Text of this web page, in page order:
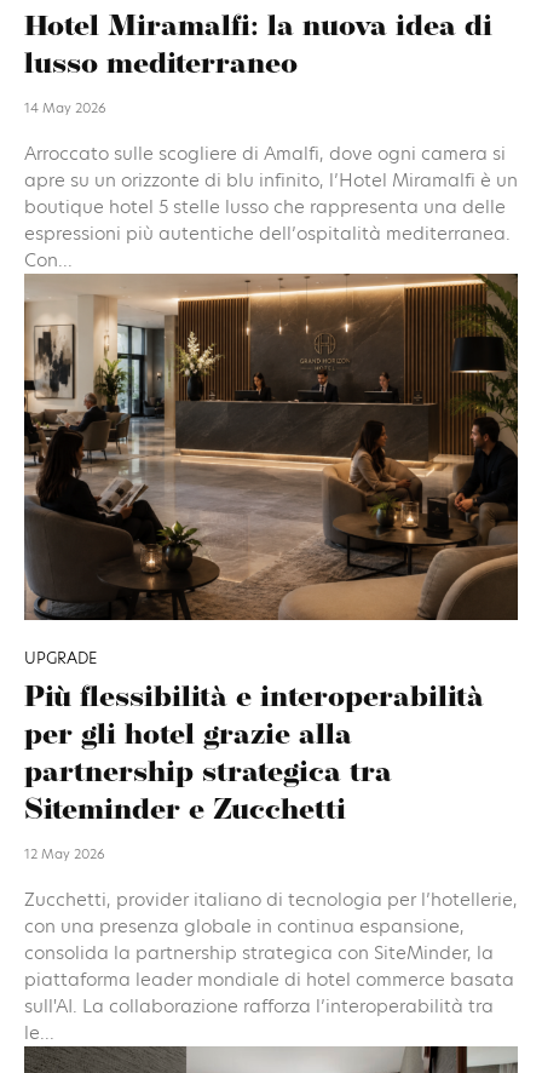
Hotel Miramalfi: la nuova idea di
lusso mediterraneo
14 May 2026
Arroccato sulle scogliere di Amalfi, dove ogni camera si
apre su un orizzonte di blu infinito, l’Hotel Miramalfi è un
boutique hotel 5 stelle lusso che rappresenta una delle
espressioni più autentiche dell’ospitalità mediterranea.
Con...
UPGRADE
Più flessibilità e interoperabilità
per gli hotel grazie alla
partnership strategica tra
Siteminder e Zucchetti
12 May 2026
Zucchetti, provider italiano di tecnologia per l’hotellerie,
con una presenza globale in continua espansione,
consolida la partnership strategica con SiteMinder, la
piattaforma leader mondiale di hotel commerce basata
sull'AI. La collaborazione rafforza l’interoperabilità tra
le...